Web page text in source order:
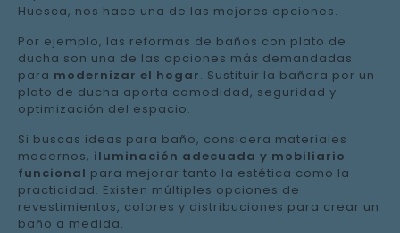
Huesca, nos hace una de las mejores opciones.
Por ejemplo, las reformas de baños con plato de
ducha son una de las opciones más demandadas
para modernizar el hogar. Sustituir la bañera por un
plato de ducha aporta comodidad, seguridad y
optimización del espacio.
Si buscas ideas para baño, considera materiales
modernos, iluminación adecuada y mobiliario
funcional para mejorar tanto la estética como la
practicidad. Existen múltiples opciones de
revestimientos, colores y distribuciones para crear un
baño a medida.